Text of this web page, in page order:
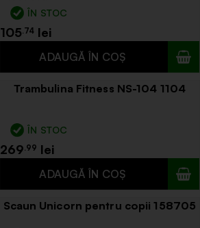
ÎN STOC
105 .74
Trambulina Fitness NS-104 1104
ÎN STOC
269 .99
Scaun Unicorn pentru copii 158705